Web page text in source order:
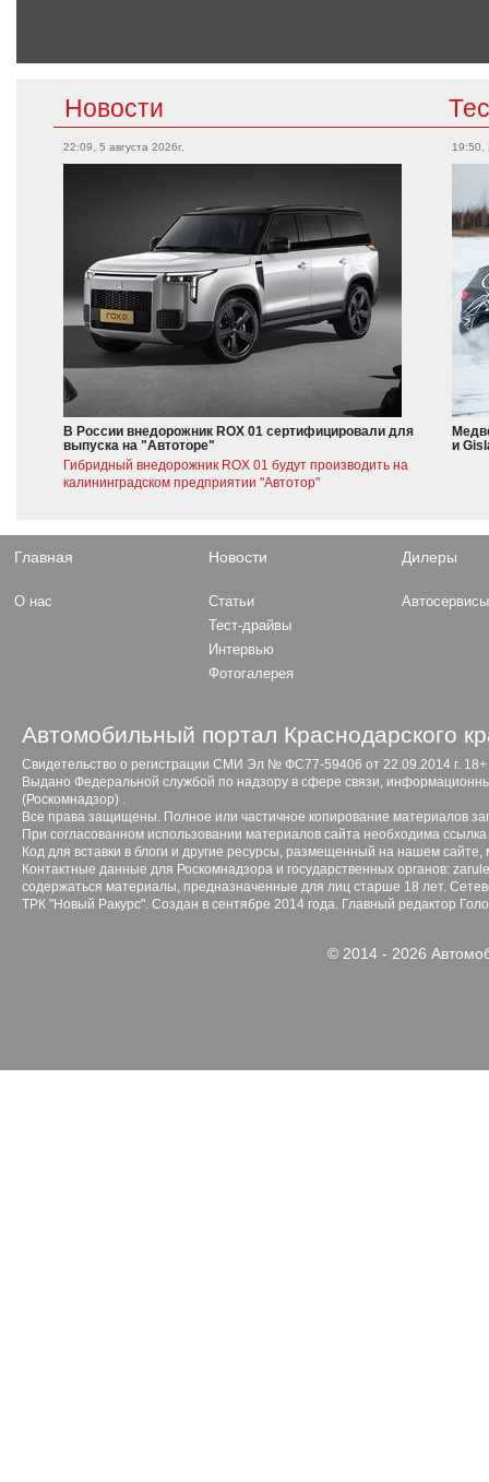
Новости
22:09, 5 августа 2026г.
В России внедорожник ROX 01 сертифицировали для
выпуска на "Автоторе"
Гибридный внедорожник ROX 01 будут производить на
калининградском предприятии "Автотор"
19:50,
и
Главная
О нас
Новости
Статьи
Тест-драйвы
Интервью
Фотогалерея
Дилеры
Автосервисы
Автомобильный портал Краснодарского
Свидетельство о регистрации СМИ Эл № ФС77-59406 от 22.09.2014 г. 18+
Выдано Федеральной службой по надзору в сфере связи,
(Роскомнадзор) .
Все права защищены. Полное или частичное копирование материалов
При согласованном использовании материалов сайта необходима ссылка
Код для вставки в блоги и другие ресурсы, размещенный на нашем сайте,
Контактные данные для Роскомнадзора и государственных органов:
содержаться материалы, предназначенные для лиц старше 18 лет.
ТРК "Новый Ракурс". Создан в сентябре 2014 года. Главный редактор
© 2014 - 2026